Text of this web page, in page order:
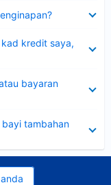
kredit saya,
bayaran
tambahan